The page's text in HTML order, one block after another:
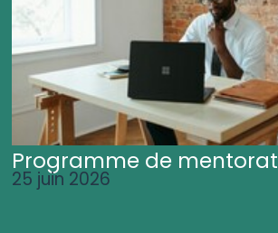
Programme de mentorat
25 juin 2026